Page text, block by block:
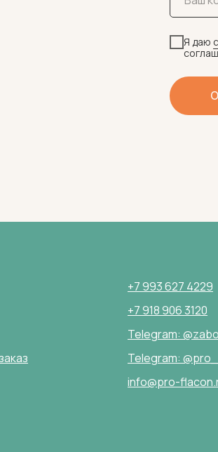
Я даю
+7 918 906 3120
+7 993 627 4229
Telegram:
Telegram:
info@pro-